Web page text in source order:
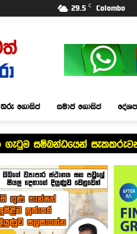
29.5 C Colombo
තරු ගොසිප් සමාජ ගොසිප්
ගැටුම සම්බන්ධයෙන්